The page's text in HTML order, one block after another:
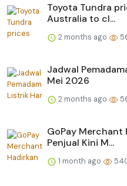
Toyota Tundra
Australia to cl...
2 months ago
Jadwal
Mei 2026
2 months ago
GoPay Merchant
Penjual Kini M...
1 month ago